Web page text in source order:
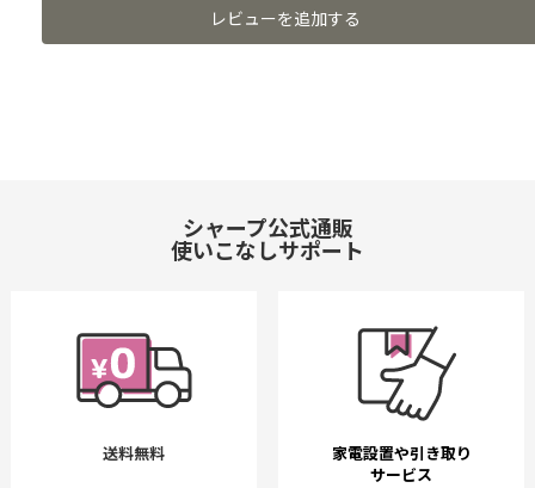
レビューを追加する
シャープ公式通販
使いこなしサポート
送料無料
家電設置や引き取り
サービス